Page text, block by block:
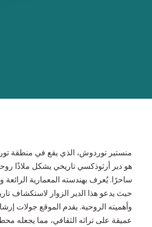
منستير توردوش، الذي يقع في منطقة
هو دير أرثوذكسي تاريخي يشكل ملاذًا
ساحرًا. يُعرف بهندسته المعمارية الرائعة
حيث يدعو هذا الدير الزوار لاستكشاف
وأهميته الروحية. يقدم الموقع جولات
عميقة على تراثه الثقافي، مما يجعله